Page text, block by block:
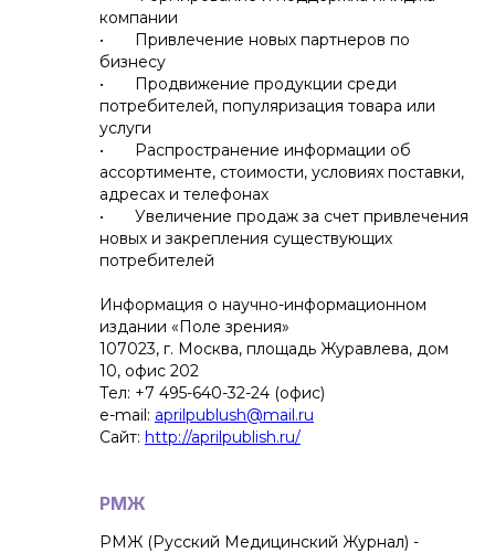
компании
• Привлечение новых партнеров по
бизнесу
• Продвижение продукции среди
потребителей, популяризация товара или
услуги
• Распространение информации об
ассортименте, стоимости, условиях поставки,
адресах и телефонах
• Увеличение продаж за счет привлечения
новых и закрепления существующих
потребителей
Информация о научно-информационном
издании «Поле зрения»
107023, г. Москва, площадь Журавлева, дом
10, офис 202
Тел: +7 495-640-32-24 (офис)
e-mail: aprilpublush@mail.ru
Сайт: http://aprilpublish.ru/
РМЖ
РМЖ (Русский Медицинский Журнал) -